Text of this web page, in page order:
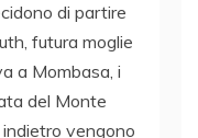
di partire
futura moglie
a Mombasa, i
del Monte
vengono